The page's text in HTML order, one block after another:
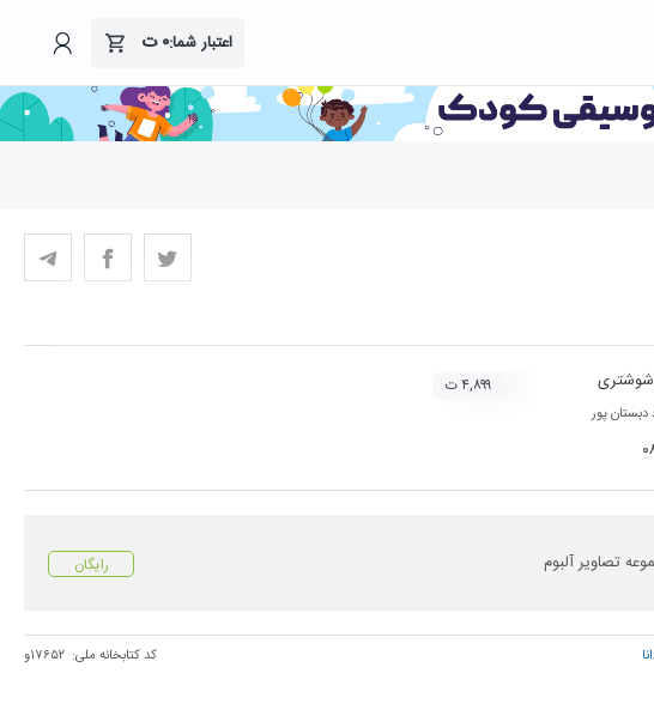
اعتبار شما:۰ت
شوشتری
پور
۴,۸۹۹ ت
تصاویر آلبوم رایگان
کد کتابخانه ملی: ۱۷۶۵۲و